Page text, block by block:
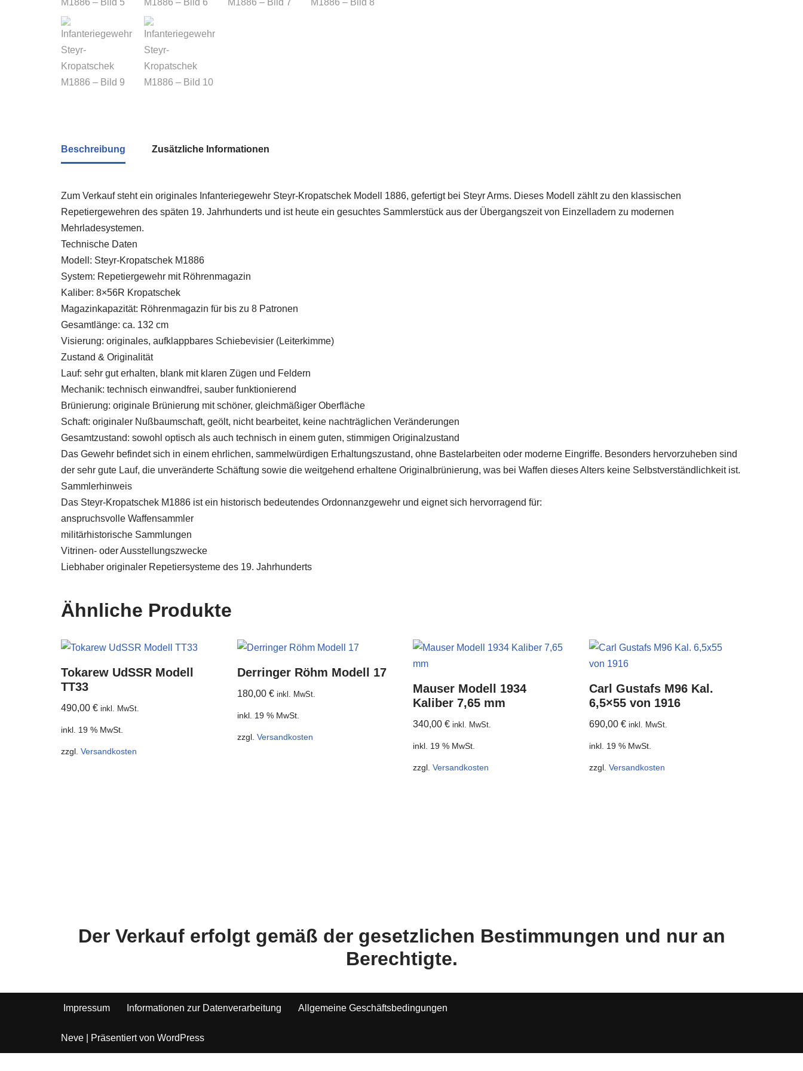
Beschreibung Zusätzliche Informationen
Zum Verkauf steht ein originales Infanteriegewehr Steyr-Kropatschek Modell 1886, gefertigt bei Steyr Arms. Dieses Modell zählt zu den klassischen
Repetiergewehren des späten 19. Jahrhunderts und ist heute ein gesuchtes Sammlerstück aus der Übergangszeit von Einzelladern zu modernen
Mehrladesystemen.
Technische Daten
Modell: Steyr-Kropatschek M1886
System: Repetiergewehr mit Röhrenmagazin
Kaliber: 8×56R Kropatschek
Magazinkapazität: Röhrenmagazin für bis zu 8 Patronen
Gesamtlänge: ca. 132 cm
Visierung: originales, aufklappbares Schiebevisier (Leiterkimme)
Zustand & Originalität
Lauf: sehr gut erhalten, blank mit klaren Zügen und Feldern
Mechanik: technisch einwandfrei, sauber funktionierend
Brünierung: originale Brünierung mit schöner, gleichmäßiger Oberfläche
Schaft: originaler Nußbaumschaft, geölt, nicht bearbeitet, keine nachträglichen Veränderungen
Gesamtzustand: sowohl optisch als auch technisch in einem guten, stimmigen Originalzustand
Das Gewehr befindet sich in einem ehrlichen, sammelwürdigen Erhaltungszustand, ohne Bastelarbeiten oder moderne Eingriffe. Besonders hervorzuheben sind
der sehr gute Lauf, die unveränderte Schäftung sowie die weitgehend erhaltene Originalbrünierung, was bei Waffen dieses Alters keine Selbstverständlichkeit ist.
Sammlerhinweis
Das Steyr-Kropatschek M1886 ist ein historisch bedeutendes Ordonnanzgewehr und eignet sich hervorragend für:
anspruchsvolle Waffensammler
militärhistorische Sammlungen
Vitrinen- oder Ausstellungszwecke
Liebhaber originaler Repetiersysteme des 19. Jahrhunderts
Ähnliche Produkte
Tokarew UdSSR Modell
TT33
490,00 € inkl. MwSt.
inkl. 19 % MwSt.
zzgl. Versandkosten
Derringer Röhm Modell 17
180,00 € inkl. MwSt.
inkl. 19 % MwSt.
zzgl. Versandkosten
Mauser Modell 1934
Kaliber 7,65 mm
340,00€ inkl. MwSt.
inkl. 19 % MwSt.
zzgl.Versandkosten
Carl Gustafs M96 Kal.
6,5×55 von 1916
690,00€ inkl. MwSt.
inkl. 19 % MwSt.
zzgl.Versandkosten
Der Verkauf erfolgt gemäß der gesetzlichen Bestimmungen und nur an
Berechtigte.
Impressum Informationen zur Datenverarbeitung Allgemeine Geschäftsbedingungen
Neve | Präsentiert von WordPress